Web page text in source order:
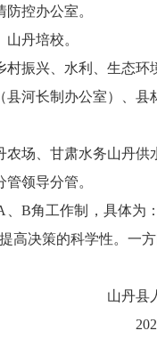
控办公室。
丹培校。
振兴、水利、生态环
县河长制 办公室）、县
农场、甘肃水务山丹供
领导分管。
B角工作制，具体为
高决策的科学性。一
府办